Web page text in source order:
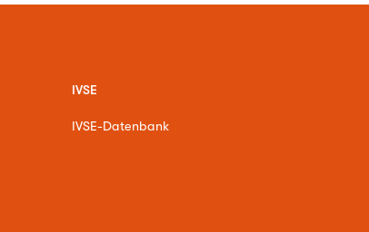
IVSE
IVSE-Datenbank